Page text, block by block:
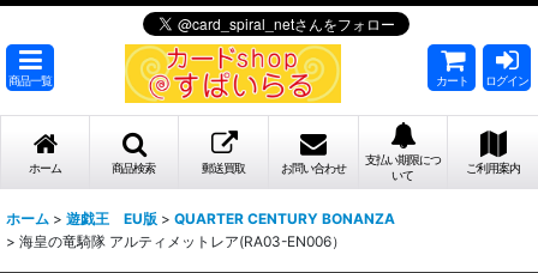
商品一覧 カート ログイン
ホーム 商品検索 郵送買取 お問い合わせ
支払い期限につ
いて
ご利用案内
ホーム > 遊戯王 EU版 > QUARTER CENTURY BONANZA
> 海皇の竜騎隊 アルティメットレア(RA03-EN006）